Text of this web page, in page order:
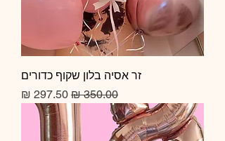
זר אסיה בלון שקוף כדורים
מחיר רגיל מחיר מבצע